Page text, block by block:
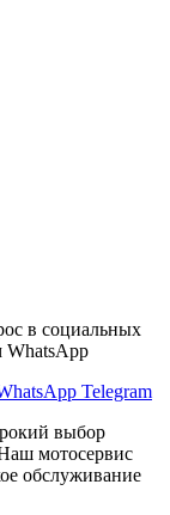
в социальных
WhatsApp
Telegram
выбор
мотосервис
обслуживание